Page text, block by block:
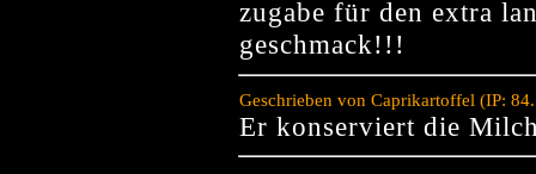
zugabe für den extra
geschmack!!!
Geschrieben von Caprikartoffel (IP:
Er konserviert die